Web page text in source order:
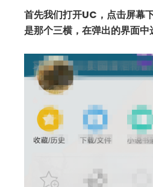
首先我们打开UC，点击屏幕
是那个三横，在弹出的界面